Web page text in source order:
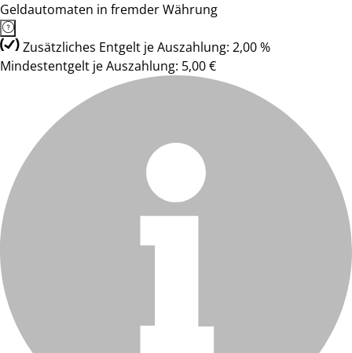
Geldautomaten in fremder Währung
Zusätzliches Entgelt je Auszahlung: 2,00 %
Mindestentgelt je Auszahlung: 5,00 €